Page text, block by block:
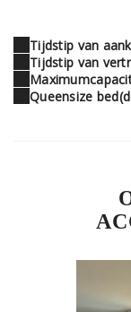
Tijdstip van
Tijdstip van
Queensize